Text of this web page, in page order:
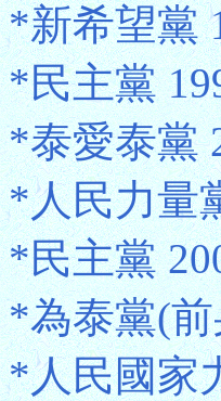
*新希望黨
*民主黨
*泰愛泰黨
*人民力量
*民主黨
*為泰黨(前
*人民國家